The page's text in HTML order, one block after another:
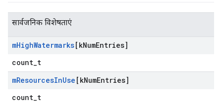
सार्वजनिक विशेषताएं
mHighWatermarks[kNumEntries]
count_t
mResourcesInUse [kNumEntries]
count_t